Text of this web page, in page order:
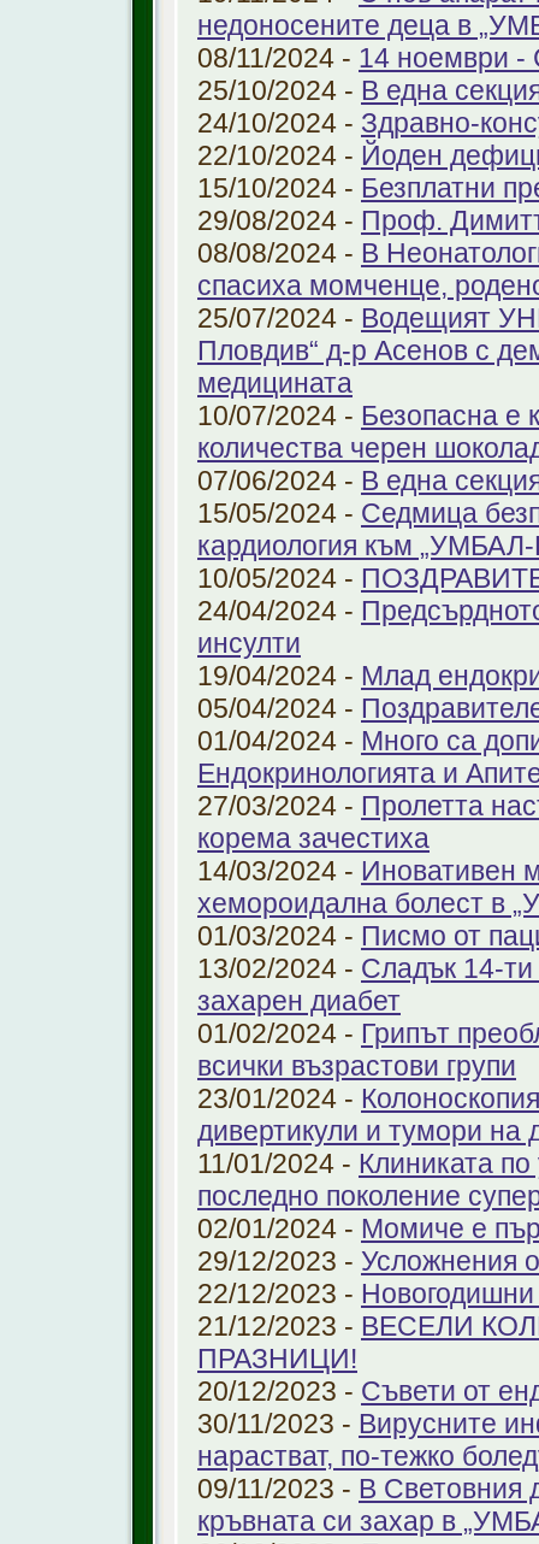
недоносените деца в
08/11/2024 - 14 ноември -
25/10/2024 - В една
24/10/2024 - Здравно-
22/10/2024 - Йоден
15/10/2024 - Безплатни
29/08/2024 - Проф.
08/08/2024 - В
спасиха момченце,
25/07/2024 - Водещият
Пловдив“ д-р Асенов с
медицината
10/07/2024 - Безопасна е
количества черен
07/06/2024 - В една
15/05/2024 - Седмица
кардиология към
10/05/2024 -
24/04/2024 -
инсулти
19/04/2024 - Млад
05/04/2024 -
01/04/2024 - Много са
Ендокринологията и
27/03/2024 - Пролетта
корема зачестиха
14/03/2024 - Иновативен
хемороидална болест в
01/03/2024 - Писмо от
13/02/2024 - Сладък 14-
захарен диабет
01/02/2024 - Грипът
всички възрастови групи
23/01/2024 -
дивертикули и тумори на
11/01/2024 - Клиниката
последно поколение
02/01/2024 - Момиче е
29/12/2023 - Усложнения
22/12/2023 -
21/12/2023 - ВЕСЕЛИ
ПРАЗНИЦИ!
20/12/2023 - Съвети от
30/11/2023 - Вирусните
нарастват, по-тежко
09/11/2023 - В Световния
кръвната си захар в